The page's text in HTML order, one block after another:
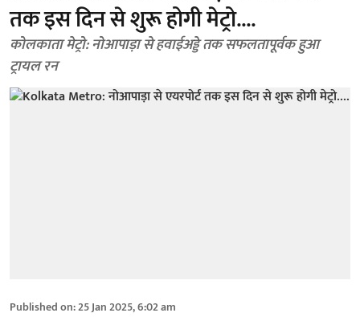
तक इस दिन से शुरू होगी मेट्रो....
कोलकाता मेट्रो: नोआपाड़ा से हवाईअड्डे तक सफलतापूर्वक हुआ
ट्रायल रन
Published on:25 Jan 2025, 6:02 am